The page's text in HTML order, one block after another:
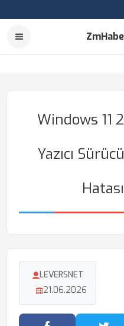
Windows 11
Yazıcı
LEVERSNET
21.06.2026